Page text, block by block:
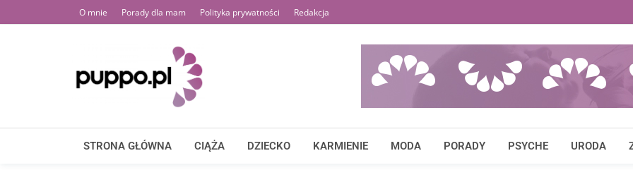
to
O mnie Porady dla mam Polityka prywatności Redakcja
STRONA GŁÓWNA CIĄŻA DZIECKO KARMIENIE MODA PORADY PSYCHE URODA